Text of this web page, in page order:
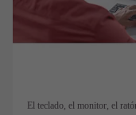
El teclado, el monitor, el